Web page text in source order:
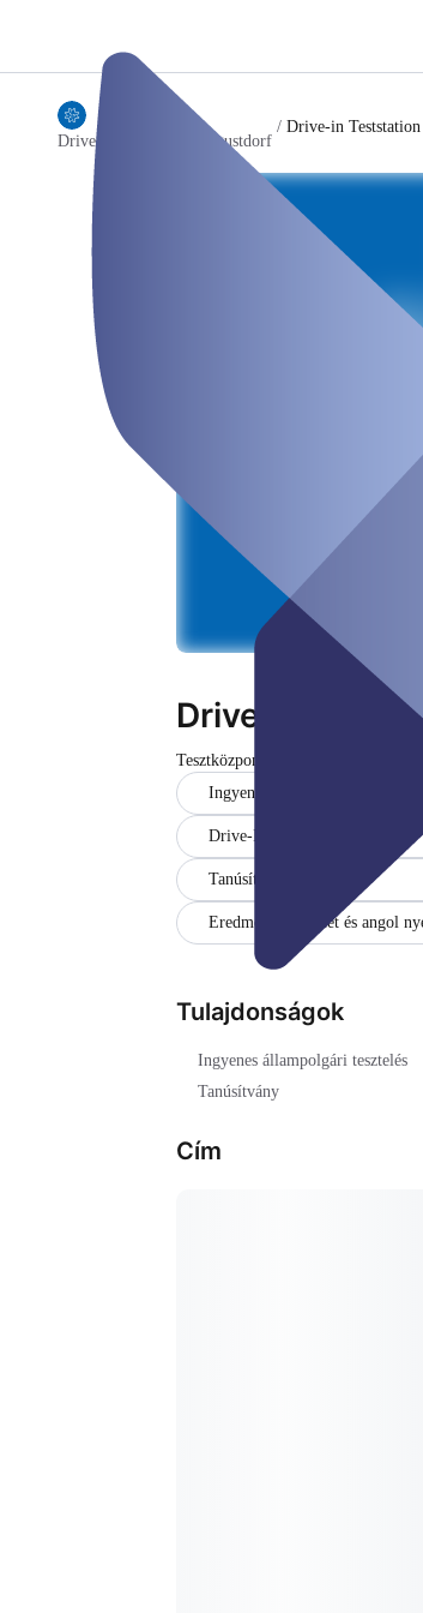
Drive-in Teststation Augustdorf
/ Drive-in
Drive-in
Tesztközpont
Ingyenes állampolgári tesztelés
Drive-In
Tanúsítvány
Eredmények német és angol
Tulajdonságok
Ingyenes állampolgári tesztelés
Tanúsítvány
Cím